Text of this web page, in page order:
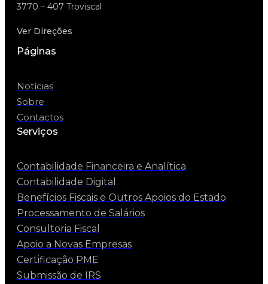
3770 – 407 Troviscal
Ver Direções
Páginas
Notícias
Sobre
Contactos
Serviços
Contabilidade Financeira e Analítica
Contabilidade Digital
Benefícios Fiscais e Outros Apoios do Estado
Processamento de Salários
Consultoria Fiscal
Apoio a Novas Empresas
Certificação PME
Submissão de IRS